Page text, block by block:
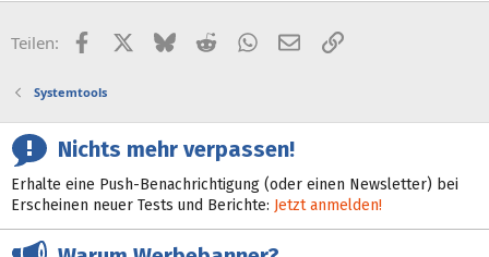
Teilen: FacebookX (Twitter)
BlueskyRedditWhatsApp
E-MailLink
Systemtools
Nichts mehr verpassen!
Erhalte eine Push-Benachrichtigung (oder einen Newsletter) bei
Erscheinen neuer Tests und Berichte: Jetzt anmelden!